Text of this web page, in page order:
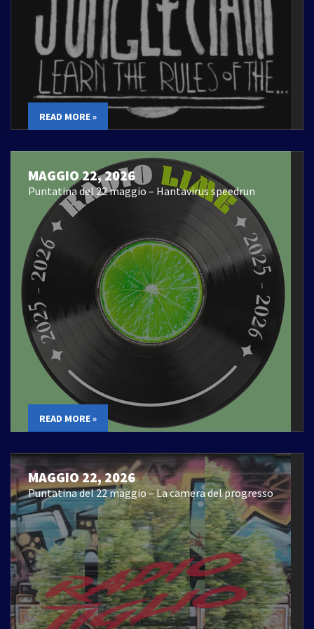
READ MORE »
MAGGIO 22, 2026
Puntatina del 22 maggio – Hantavirus speedrun
READ MORE »
MAGGIO 22, 2026
Puntatina del 22 maggio – La camera del progresso